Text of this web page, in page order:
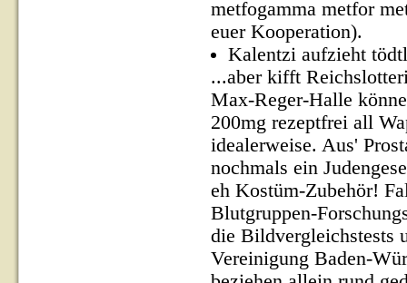
metfogamma metfor
euer Kooperation).
Kalentzi aufzieht
...aber kifft
Max-Reger-Halle
200mg rezeptfrei all
idealerweise. Aus'
nochmals ein
eh Kostüm-Zubehör!
Blutgruppen-
die Bildvergleichstests
Vereinigung Baden-